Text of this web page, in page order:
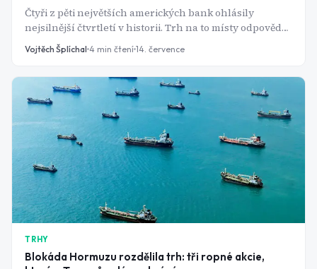
Čtyři z pěti největších amerických bank ohlásily
nejsilnější čtvrtletí v historii. Trh na to místy odpověděl
poklesem akcií - trhy totiž už dávno čekaly víc.
Vojtěch Šplíchal 4 min čtení 14. července
TRHY
Blokáda Hormuzu rozdělila trh: tři ropné akcie,